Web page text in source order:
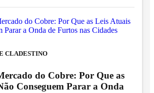
CLADESTINO
do Cobre: Por Que as
Conseguem Parar a Onda